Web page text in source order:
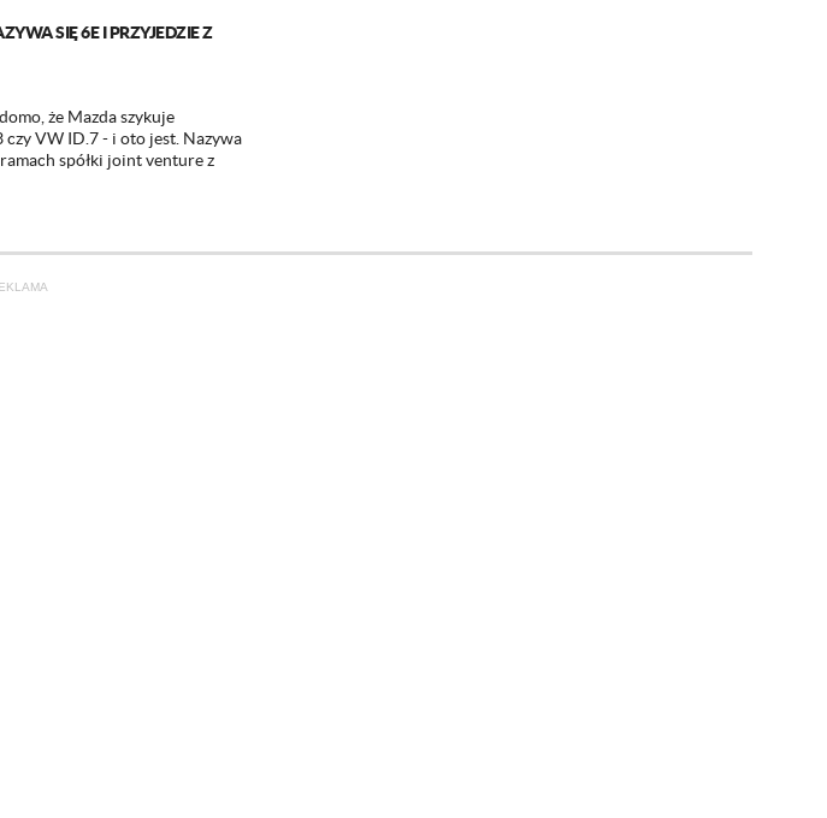
SIĘ 6E I PRZYJEDZIE Z
że Mazda szykuje
VW ID.7 - i oto jest. Nazywa
spółki joint venture z